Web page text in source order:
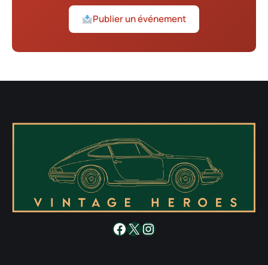
Publier un événement
Facebook
X Instagram